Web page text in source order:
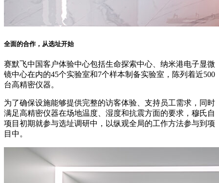
全面的合作，从选址开始
赛默飞中国客户体验中心包括生命探索中心、纳米港电子显微
镜中心在内的45个实验室和7个样本制备实验室，陈列着近500
台高精密仪器。
为了确保设施能够提供完整的访客体验、支持员工需求，同时
满足高精密仪器在场地温度、湿度和抗震方面的要求，穆氏自
项目初期就参与选址调研中，以纵观全局的工作方法参与到项
目中。